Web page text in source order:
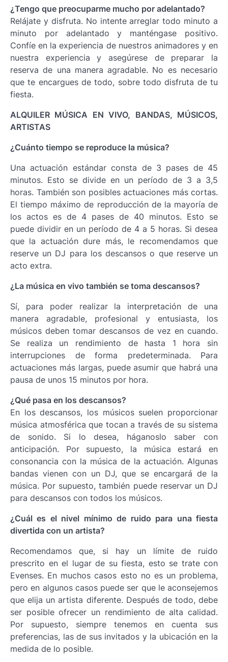
¿Tengo que preocuparme mucho por adelantado?
Relájate y disfruta. No intente arreglar todo minuto a
minuto por adelantado y manténgase positivo.
Confíe en la experiencia de nuestros animadores y en
nuestra experiencia y asegúrese de preparar la
reserva de una manera agradable. No es necesario
que te encargues de todo, sobre todo disfruta de tu
fiesta.
ALQUILER MÚSICA EN VIVO, BANDAS, MÚSICOS,
ARTISTAS
¿Cuánto tiempo se reproduce la música?
Una actuación estándar consta de 3 pases de 45
minutos. Esto se divide en un período de 3 a 3,5
horas. También son posibles actuaciones más cortas.
El tiempo máximo de reproducción de la mayoría de
los actos es de 4 pases de 40 minutos. Esto se
puede dividir en un período de 4 a 5 horas. Si desea
que la actuación dure más, le recomendamos que
reserve un DJ para los descansos o que reserve un
acto extra.
¿La música en vivo también se toma descansos?
Sí, para poder realizar la interpretación de una
manera agradable, profesional y entusiasta, los
músicos deben tomar descansos de vez en cuando.
Se realiza un rendimiento de hasta 1 hora sin
interrupciones de forma predeterminada. Para
actuaciones más largas, puede asumir que habrá una
pausa de unos 15 minutos por hora.
¿Qué pasa en los descansos?
En los descansos, los músicos suelen proporcionar
música atmosférica que tocan a través de su sistema
de sonido. Si lo desea, háganoslo saber con
anticipación. Por supuesto, la música estará en
consonancia con la música de la actuación. Algunas
bandas vienen con un DJ, que se encargará de la
música. Por supuesto, también puede reservar un DJ
para descansos con todos los músicos.
¿Cuál es el nivel mínimo de ruido para una fiesta
divertida con un artista?
Recomendamos que, si hay un límite de ruido
prescrito en el lugar de su fiesta, esto se trate con
Evenses. En muchos casos esto no es un problema,
pero en algunos casos puede ser que le aconsejemos
que elija un artista diferente. Después de todo, debe
ser posible ofrecer un rendimiento de alta calidad.
Por supuesto, siempre tenemos en cuenta sus
preferencias, las de sus invitados y la ubicación en la
medida de lo posible.